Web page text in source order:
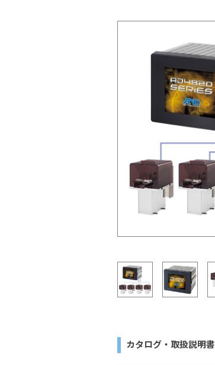
カタログ・取扱説明書